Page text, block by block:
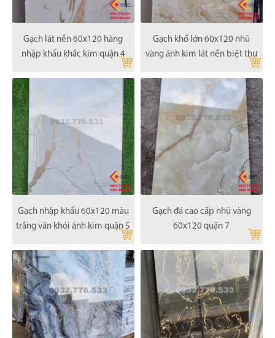
Gạch lát nền 60x120 hàng
nhập khẩu khắc kim quận 4
Gạch khổ lớn 60x120 nhũ
vàng ánh kim lát nền biệt thự
Gạch nhập khẩu 60x120 màu
trắng vân khói ánh kim quận 5
Gạch đá cao cấp nhũ vàng
60x120 quận 7